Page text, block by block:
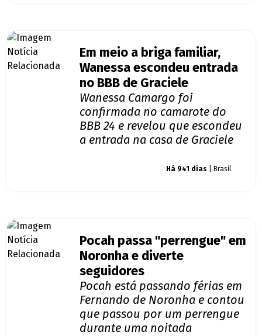
Em meio a briga familiar,
Wanessa escondeu entrada
no BBB de Graciele
Wanessa Camargo foi
confirmada no camarote do
BBB 24 e revelou que escondeu
a entrada na casa de Graciele
Há 941 dias | Brasil
Pocah passa "perrengue" em
Noronha e diverte
seguidores
Pocah está passando férias em
Fernando de Noronha e contou
que passou por um perrengue
durante uma noitada